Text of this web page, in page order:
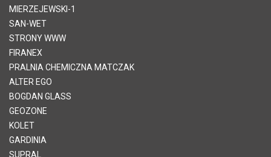
MIERZEJEWSKI-1
SAN-WET
STRONY WWW
FIRANEX
PRALNIA CHEMICZNA MATCZAK
ALTER EGO
BOGDAN GLASS
GEOZONE
KOLET
GARDINIA
SUPRAL